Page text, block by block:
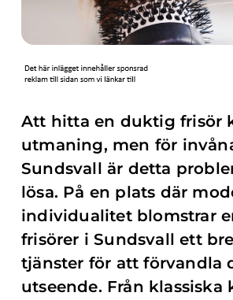
Att hitta en duktig frisör
utmaning, men för
Sundsvall är detta
lösa. På en plats där
individualitet blomstrar
frisörer i Sundsvall ett
tjänster för att förvandla
utseende. Från